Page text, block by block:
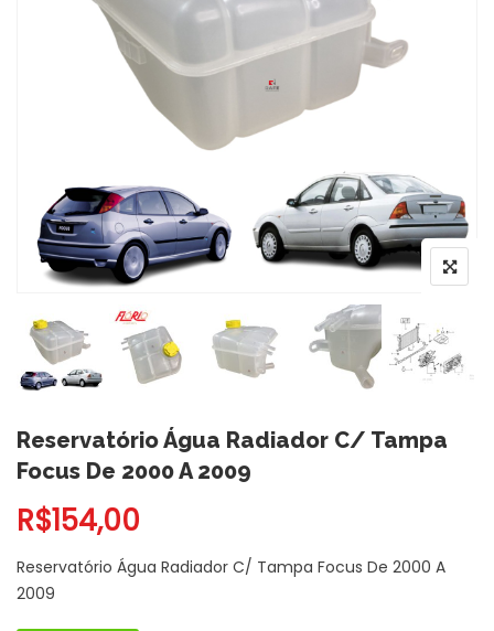
Reservatório Água Radiador C/ Tampa
Focus De 2000 A 2009
R$154,00
Reservatório Água Radiador C/ Tampa Focus De 2000 A
2009